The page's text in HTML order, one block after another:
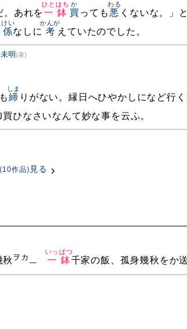
。あれを一鉢
ひとはち
買
か
っても 悪
わる
くないな。」と
い
なしに 考
かんが
えていたのでした。
明(著)
締
しま
りがない。縁日へひやかしになど行
買ひなさいなんて妙な事を云ふ。
(10作品) 見る
秋 ヲカ
一 一鉢
いっぱつ
千家の飯、孤身幾秋をか